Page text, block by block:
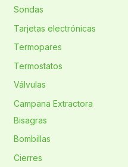
Sondas
Tarjetas electrónicas
Termopares
Termostatos
Válvulas
Campana Extractora
Bisagras
Bombillas
Cierres